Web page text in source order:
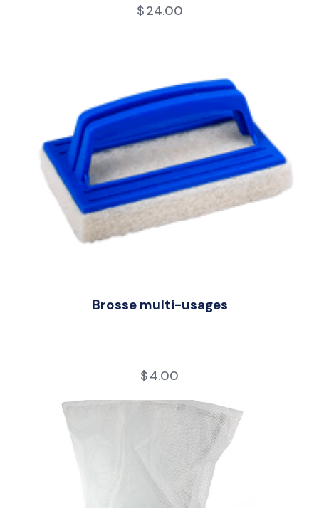
$24.00
Brosse multi-usages
$4.00